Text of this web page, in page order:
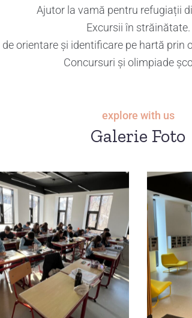
Ajutor la vamă pentru refugiații
Excursii în străinătate.
orientare și identificare pe hartă prin
Concursuri și olimpiade
explore with us
Galerie Foto